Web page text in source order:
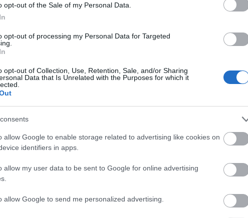
opt-out of the Sale of my Personal Data.
opt-out of processing my Personal Data for Targeted
opt-out of Collection, Use, Retention, Sale, and/or Sharing
Data that Is Unrelated with the Purposes for which it
allow Google to enable storage related to advertising like cookies on
identifiers in apps.
allow my user data to be sent to Google for online advertising
allow Google to send me personalized advertising.
kapcsolat jöjjön létre: a
támogató közegben, miközben a
fiatalokat, akik megfelelő
után náluk folytathatják
mérnök-bázisát.
rendszeren haladhattak végig a
videó is.
diákok a Budapesti Műszaki és
Karairól és az Óbudai Egyetem Ybl Miklós